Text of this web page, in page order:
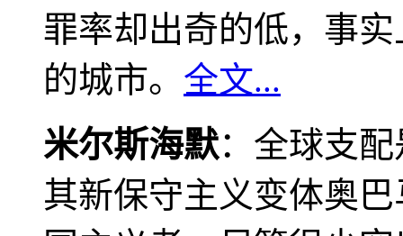
罪率却出奇的低，事
的城市。 全文...
米尔斯海默：全球支
其新保守主义变体奥